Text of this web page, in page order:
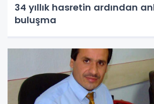
34 yıllık hasretin ardından
buluşma